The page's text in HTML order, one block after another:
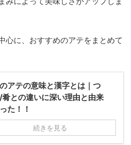
心に、おすすめのアテをまとめて
アテの意味と漢字とは｜つ
肴との違いに深い理由と由来
た！！
続きを見る